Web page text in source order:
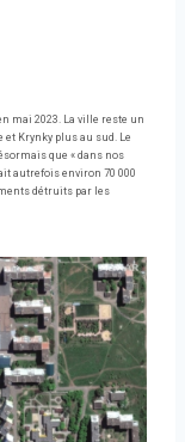
mai 2023. La ville reste un
et Krynky plus au sud. Le
que « dans nos
autrefois environ 70 000
détruits par les